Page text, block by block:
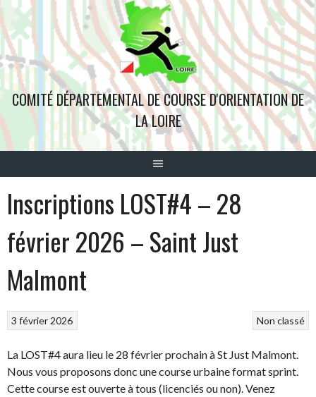
Aller
au
contenu
COMITÉ DÉPARTEMENTAL DE COURSE D'ORIENTATION DE
LA LOIRE
Inscriptions LOST#4 – 28
février 2026 – Saint Just
Malmont
Non classé
3 février 2026
La LOST#4 aura lieu le 28 février prochain à St Just Malmont.
Nous vous proposons donc une course urbaine format sprint.
Cette course est ouverte à tous (licenciés ou non). Venez